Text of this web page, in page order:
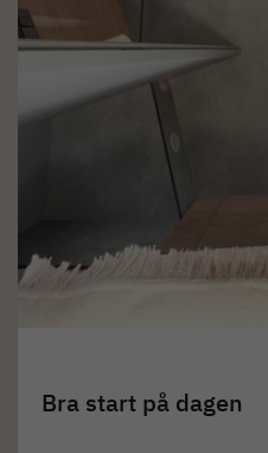
Bra start på dagen